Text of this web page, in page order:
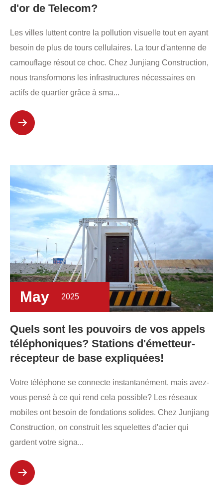
d'or de Telecom?
Les villes luttent contre la pollution visuelle tout en ayant
besoin de plus de tours cellulaires. La tour d'antenne de
camouflage résout ce choc. Chez Junjiang Construction,
nous transformons les infrastructures nécessaires en
actifs de quartier grâce à sma...
May 2025
Quels sont les pouvoirs de vos appels
téléphoniques? Stations d'émetteur-
récepteur de base expliquées!
Votre téléphone se connecte instantanément, mais avez-
vous pensé à ce qui rend cela possible? Les réseaux
mobiles ont besoin de fondations solides. Chez Junjiang
Construction, on construit les squelettes d'acier qui
gardent votre signa...